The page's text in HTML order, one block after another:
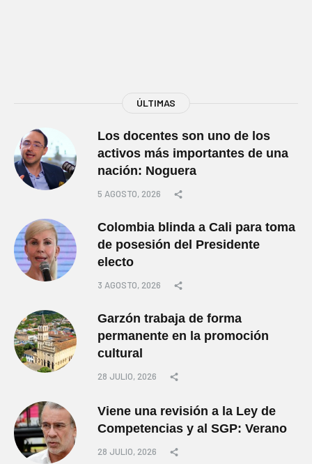
ÚLTIMAS
Los docentes son uno de los
activos más importantes de una
nación: Noguera
5 AGOSTO, 2026
Colombia blinda a Cali para toma
de posesión del Presidente
electo
3 AGOSTO, 2026
Garzón trabaja de forma
permanente en la promoción
cultural
28 JULIO, 2026
Viene una revisión a la Ley de
Competencias y al SGP: Verano
28 JULIO, 2026